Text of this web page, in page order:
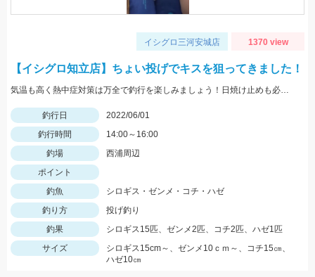
イシグロ三河安城店 1370 view
【イシグロ知立店】ちょい投げでキスを狙ってきました！
気温も高く熱中症対策は万全で釣行を楽しみましょう！日焼け止めも必須アイテムですよ！
釣行日
2022/06/01
釣行時間
14:00～16:00
釣場
西浦周辺
ポイント
釣魚
シロギス・ゼンメ・コチ・ハゼ
釣り方
投げ釣り
釣果
シロギス15匹、ゼンメ2匹、コチ2匹、ハゼ1匹
サイズ
シロギス15cm～、ゼンメ10ｃｍ～、コチ15㎝、
ハゼ10㎝